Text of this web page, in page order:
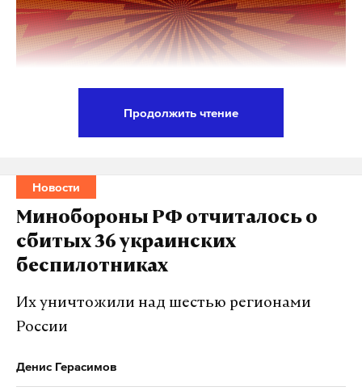
квадратных метров. Об этом в пресс-службе МЧС
России.
В министерстве уточнили, что на месте пожара
работают 26 специалистов. Также задействовано
девять единиц техники.
Продолжить чтение
Новости
Минобороны РФ отчиталось о
сбитых 36 украинских
беспилотниках
Их уничтожили над шестью регионами
России
Денис Герасимов